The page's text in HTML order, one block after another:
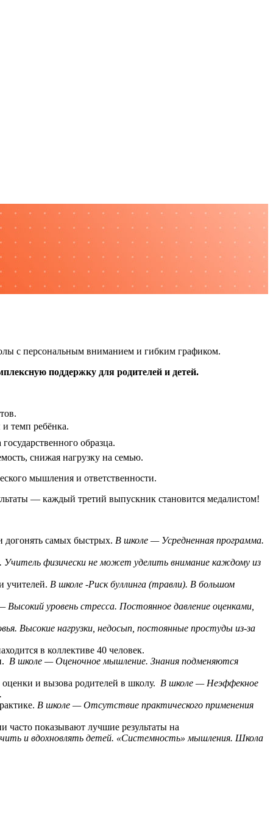
с персональным вниманием и гибким графиком.
поддержку для родителей и детей.
темп ребёнка.
образца.
снижая нагрузку на семью.
мышления и ответственности.
— каждый третий выпускник становится медалистом!
догонять самых быстрых. В школе — Усредненная программа.
Учитель физически не может уделить внимание каждому из
учителей. В школе -Риск буллинга (травли). В большом
Высокий уровень стресса. Постоянное давление оценками,
Высокие нагрузки, недосып, постоянные простуды из-за
в коллективе 40 человек.
В школе — Оценочное мышление. Знания подменяются
и вызова родителей в школу. В школе — Неэффекное
В школе — Отсутствие практического применения
часто показывают лучшие результаты на
и вдохновлять детей. «Системность» мышления. Школа